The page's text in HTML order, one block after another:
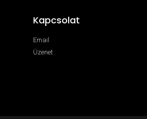
Kapcsolat
Email
Üzenet